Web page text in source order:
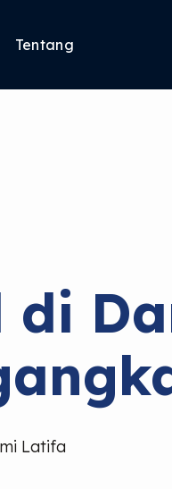
Tentang
di
Latifa